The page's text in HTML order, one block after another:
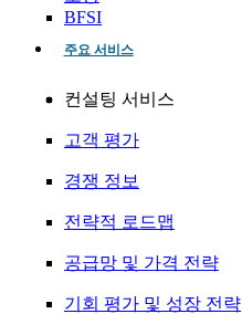
BFSI
주요 서비스
컨설팅 서비스
고객 평가
경쟁 정보
전략적 로드맵
공급망 및 가격 전략
기회 평가 및 성장 전략